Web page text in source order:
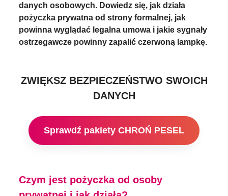
danych osobowych. Dowiedz się, jak działa
pożyczka prywatna od strony formalnej, jak
powinna wyglądać legalna umowa i jakie sygnały
ostrzegawcze powinny zapalić czerwoną lampkę.
ZWIĘKSZ BEZPIECZEŃSTWO SWOICH
DANYCH
Sprawdź pakiety CHROŃ PESEL
Czym jest pożyczka od osoby